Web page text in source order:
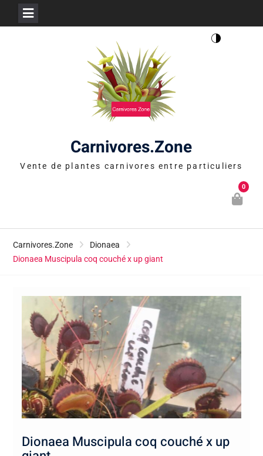
Carnivores.Zone
Vente de plantes carnivores entre particuliers
0
Carnivores.Zone
Dionaea
Dionaea Muscipula coq couché x up giant
Dionaea Muscipula coq couché x up